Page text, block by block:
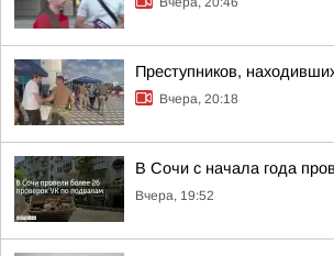
Преступников,
Вчера, 20:18
В Сочи с начала года
Вчера, 19:52